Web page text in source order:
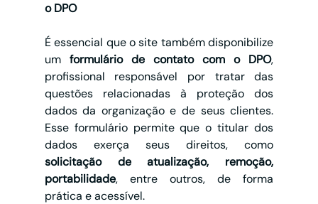
o DPO
É essencial que o site também disponibilize
um formulário de contato com o DPO,
profissional responsável por tratar das
questões relacionadas à proteção dos
dados da organização e de seus clientes.
Esse formulário permite que o titular dos
solicitação de atualização, remoção,
portabilidade, entre outros, de forma
prática e acessível.